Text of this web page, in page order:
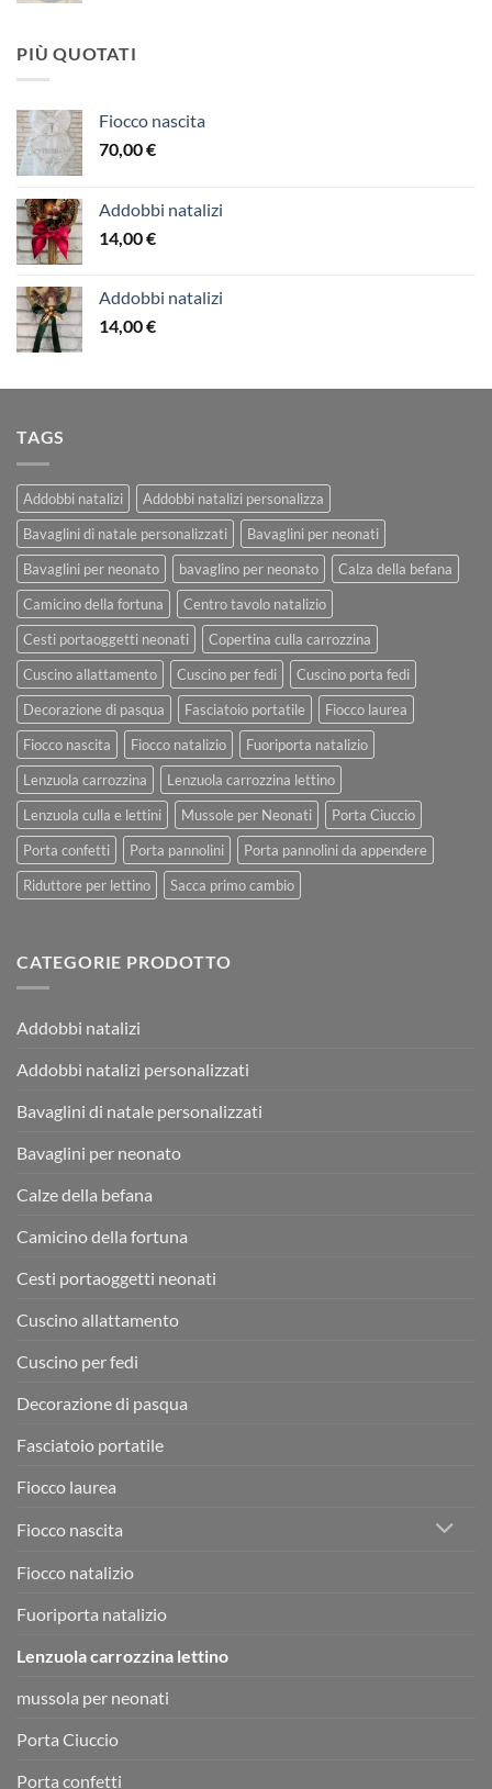
PIÙ QUOTATI
Fiocco nascita
70,00€
Addobbi natalizi
14,00€
Addobbi natalizi
14,00€
TAGS
Addobbi natalizi
Addobbi natalizi personalizza
Bavaglini di natale personalizzati
Bavaglini per neonati
Bavaglini per neonato
bavaglino per neonato
Calza della befana
Camicino della fortuna
Centro tavolo natalizio
Cesti portaoggetti neonati
Copertina culla carrozzina
Cuscino allattamento
Cuscino per fedi
Cuscino porta fedi
Decorazione di pasqua
Fasciatoio portatile
Fiocco laurea
Fiocco nascita
Fiocco natalizio
Fuoriporta natalizio
Lenzuola carrozzina
Lenzuola carrozzina lettino
Lenzuola culla e lettini
Mussole per Neonati
Porta Ciuccio
Porta confetti
Porta pannolini
Porta pannolini da appendere
Riduttore per lettino
Sacca primo cambio
CATEGORIE PRODOTTO
Addobbi natalizi
Addobbi natalizi personalizzati
Bavaglini di natale personalizzati
Bavaglini per neonato
Calze della befana
Camicino della fortuna
Cesti portaoggetti neonati
Cuscino allattamento
Cuscino per fedi
Decorazione di pasqua
Fasciatoio portatile
Fiocco laurea
Fiocco nascita
Fiocco natalizio
Fuoriporta natalizio
Lenzuola carrozzina lettino
mussola per neonati
Porta Ciuccio
Porta confetti